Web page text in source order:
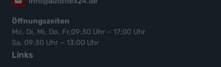
Öffnungszeiten
Mo, Di, Mi, Do, Fr,09:30 Uhr – 17:00 Uhr
Sa, 09:30 Uhr – 13:00 Uhr
Links